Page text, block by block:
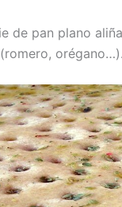
de pan plano
orégano…).